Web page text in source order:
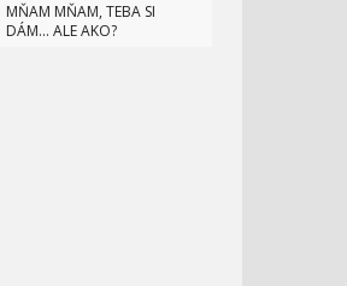
MŇAM MŇAM, TEBA SI
DÁM... ALE AKO?